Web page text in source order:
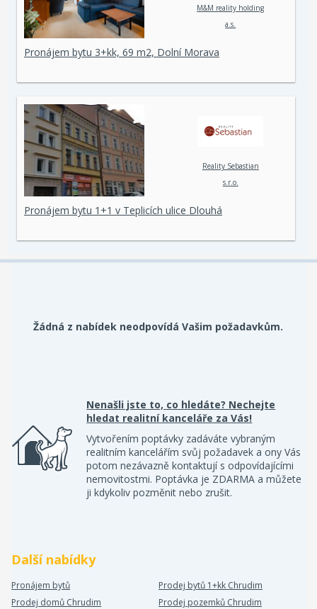
M&M reality holding
a.s.
Pronájem bytu 3+kk, 69 m2, Dolní Morava
Reality Sebastian
s.r.o.
Pronájem bytu 1+1 v Teplicích ulice Dlouhá
Žádná z nabídek neodpovídá Vašim požadavkům.
Nenašli jste to, co hledáte? Nechejte
hledat realitní kanceláře za Vás!
Vytvořením poptávky zadáváte vybraným
realitním kancelářím svůj požadavek a ony Vás
potom nezávazně kontaktují s odpovídajícími
nemovitostmi. Poptávka je ZDARMA a můžete
ji kdykoliv pozměnit nebo zrušit.
Další nabídky
Pronájem bytů
Prodej bytů 1+kk Chrudim
Prodej domů Chrudim
Prodej pozemků Chrudim